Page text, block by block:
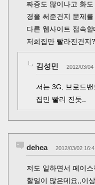
짜증도 많이나고 화
경을 써준건지 문제
다른 웹사이트 접속
저희집만 빨라진건지
김성민 2012/03/04
저는 3G, 브로드
집만 빨리 진듯..
dehea 2012/03/02
저도 일하면서 페이
할일이 많은데요,,이